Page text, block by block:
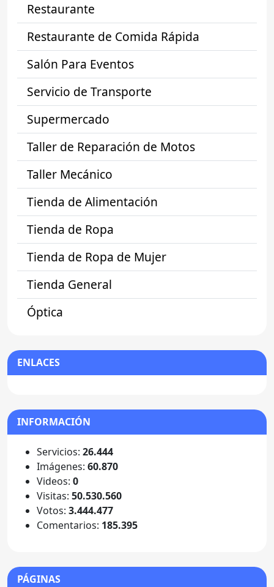
Restaurante
Restaurante de Comida Rápida
Salón Para Eventos
Servicio de Transporte
Supermercado
Taller de Reparación de Motos
Taller Mecánico
Tienda de Alimentación
Tienda de Ropa
Tienda de Ropa de Mujer
Tienda General
Óptica
ENLACES
INFORMACIÓN
Servicios: 26.444
Imágenes: 60.870
Videos: 0
Visitas: 50.530.560
Votos: 3.444.477
Comentarios: 185.395
PÁGINAS